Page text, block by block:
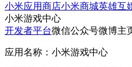
小米应用商店小米商城英雄互
小米游戏中心
开发者平台微信公众号微博主
应用名称：小米游戏中心